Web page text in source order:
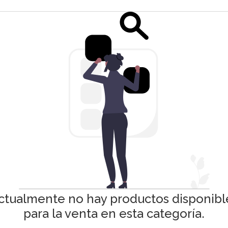
no hay productos
para la venta en esta categoría.